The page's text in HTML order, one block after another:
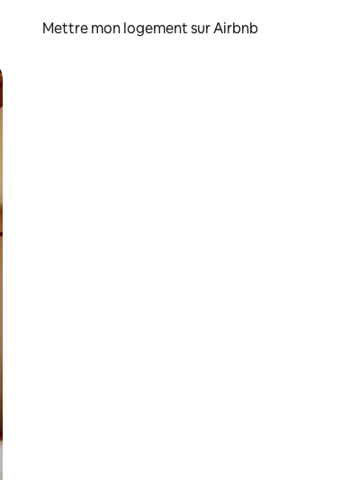
Mettre mon logement sur Airbnb